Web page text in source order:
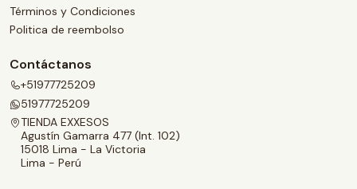
Términos y Condiciones
Politica de reembolso
Contáctanos
+51977725209
51977725209
TIENDA EXXESOS
Agustín Gamarra 477 (Int. 102)
15018 Lima - La Victoria
Lima - Perú